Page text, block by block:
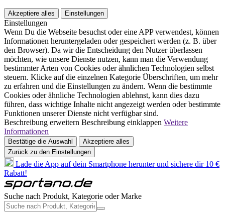
Akzeptiere alles Einstellungen
Einstellungen
Wenn Du die Webseite besuchst oder eine APP verwendest, können
Informationen heruntergeladen oder gespeichert werden (z. B. über
den Browser). Da wir die Entscheidung den Nutzer überlassen
möchten, wie unsere Dienste nutzen, kann man die Verwendung
bestimmter Arten von Cookies oder ähnlichen Technologien selbst
steuern. Klicke auf die einzelnen Kategorie Überschriften, um mehr
zu erfahren und die Einstellungen zu ändern. Wenn die bestimmte
Cookies oder ähnliche Technologien ablehnst, kann dies dazu
führen, dass wichtige Inhalte nicht angezeigt werden oder bestimmte
Funktionen unserer Dienste nicht verfügbar sind.
Beschreibung erweitern Beschreibung einklappen Weitere
Informationen
Bestätige die Auswahl
Akzeptiere alles
Zurück zu den Einstellungen
Lade die App auf dein Smartphone herunter und sichere dir 10 €
Rabatt!
Suche nach Produkt, Kategorie oder Marke